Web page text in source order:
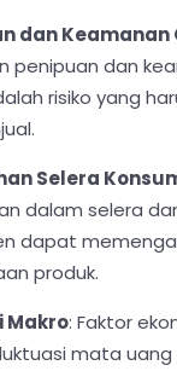
dan Keamanan
penipuan dan
risiko yang
Selera
dalam selera
dapat
produk.
Makro: Faktor
mata uang